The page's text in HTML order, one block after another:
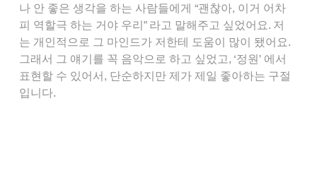
나 안 좋은 생각을 하는 사람들에게 “괜찮아, 이거 어차
피 역할극 하는 거야 우리” 라고 말해주고 싶었어요. 저
는 개인적으로 그 마인드가 저한테 도움이 많이 됐어요.
그래서 그 얘기를 꼭 음악으로 하고 싶었고, ‘정원’ 에서
표현할 수 있어서, 단순하지만 제가 제일 좋아하는 구절
입니다.